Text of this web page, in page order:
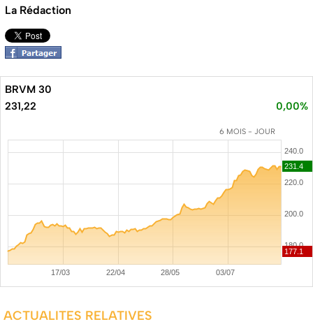
La Rédaction
BRVM 30
231,22
0,00%
6 MOIS - JOUR
ACTUALITES RELATIVES